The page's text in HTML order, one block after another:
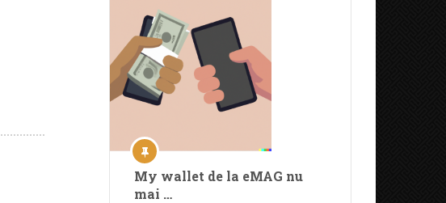
My wallet de la eMAG nu
mai …